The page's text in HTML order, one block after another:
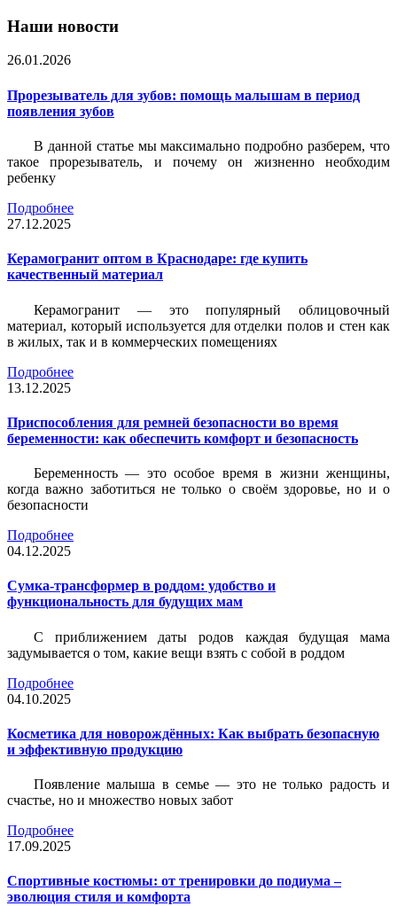
Наши новости
26.01.2026
Прорезыватель для зубов: помощь малышам в период
появления зубов
В данной статье мы максимально подробно разберем, что
такое прорезыватель, и почему он жизненно необходим
ребенку
Подробнее
27.12.2025
Керамогранит оптом в Краснодаре: где купить
качественный материал
Керамогранит — это популярный облицовочный
материал, который используется для отделки полов и стен как
в жилых, так и в коммерческих помещениях
Подробнее
13.12.2025
Приспособления для ремней безопасности во время
беременности: как обеспечить комфорт и безопасность
Беременность — это особое время в жизни женщины,
когда важно заботиться не только о своём здоровье, но и о
безопасности
Подробнее
04.12.2025
Сумка-трансформер в роддом: удобство и
функциональность для будущих мам
С приближением даты родов каждая будущая мама
задумывается о том, какие вещи взять с собой в роддом
Подробнее
04.10.2025
Косметика для новорождённых: Как выбрать безопасную
и эффективную продукцию
Появление малыша в семье — это не только радость и
счастье, но и множество новых забот
Подробнее
17.09.2025
Спортивные костюмы: от тренировки до подиума –
эволюция стиля и комфорта